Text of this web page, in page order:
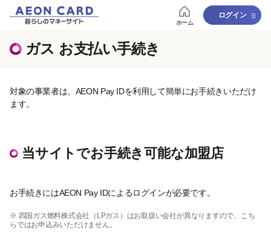
ホーム
ログイン
ガス お支払い手続き
対象の事業者は、AEON Pay IDを利用して簡単にお手続きいただけ
ます。
当サイトでお手続き可能な加盟店
お手続きにはAEON Pay IDによるログインが必要です。
※ 四国ガス燃料株式会社（LPガス）はお取扱い会社が異なりますので、こち
らではお申込みいただけません。